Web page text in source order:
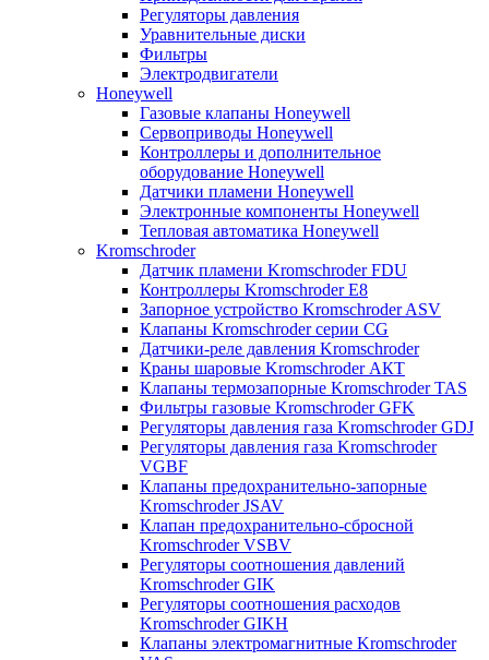
Регуляторы давления
Уравнительные диски
Фильтры
Электродвигатели
Honeywell
Газовые клапаны Honeywell
Сервоприводы Honeywell
Контроллеры и дополнительное
оборудование Honeywell
Датчики пламени Honeywell
Электронные компоненты Honeywell
Тепловая автоматика Honeywell
Kromschroder
Датчик пламени Kromschroder FDU
Контроллеры Kromschroder E8
Запорное устройство Kromschroder ASV
Клапаны Kromschroder серии CG
Датчики-реле давления Kromschroder
Краны шаровые Kromschroder АКТ
Клапаны термозапорные Kromschroder TAS
Фильтры газовые Kromschroder GFK
Регуляторы давления газа Kromschroder GDJ
Регуляторы давления газа Kromschroder
VGBF
Клапаны предохранительно-запорные
Kromschroder JSAV
Клапан предохранительно-сбросной
Kromschroder VSBV
Регуляторы соотношения давлений
Kromschroder GIK
Регуляторы соотношения расходов
Kromschroder GIKH
Клапаны электромагнитные Kromschroder